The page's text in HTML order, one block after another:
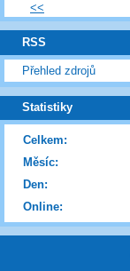
<<
RSS
Přehled zdrojů
Statistiky
Online:
Celkem:
Měsíc:
Den: